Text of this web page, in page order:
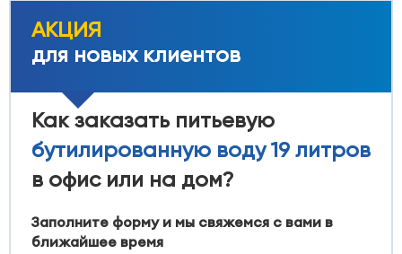
АКЦИЯ
для новых клиентов
Как заказать питьевую
бутилированную воду 19 литров
в офис или на дом?
Заполните форму и мы свяжемся с вами в
ближайшее время